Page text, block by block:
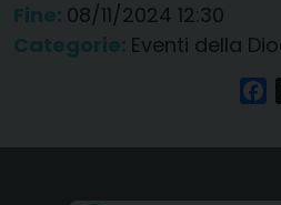
Fine: 08/11/2024 12:30
Categorie: Eventi della